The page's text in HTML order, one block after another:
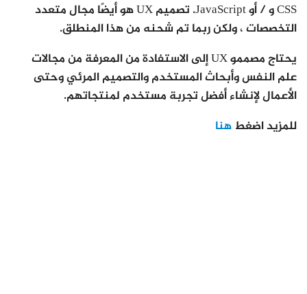
CSS و / أو JavaScript. تصميم UX هو أيضًا مجال متعدد
التخصصات ، ولكن ربما تم شحنه من هذا المنطلق.
يحتاج مصممو UX إلى الاستفادة من المعرفة من مجالات
علم النفس وأبحاث المستخدم والتصميم المرئي وحتى
الأعمال لإنشاء أفضل تجربة مستخدم لمنتجاتهم.
للمزيد اضغط هنا